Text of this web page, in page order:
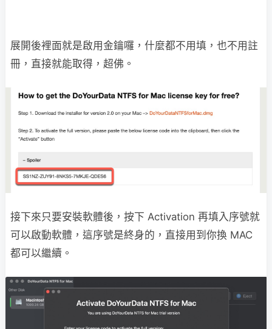
展開後裡面就是啟用金鑰囉，什麼都不用填，也不用註
冊，直接就能取得，超佛。
接下來只要安裝軟體後，按下 Activation 再填入序號就
可以啟動軟體，這序號是終身的，直接用到你換 MAC
都可以繼續。